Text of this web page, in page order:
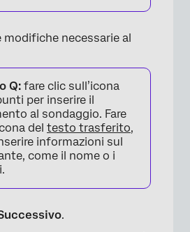
modifiche necessarie al
Q: fare clic sull’icona
per inserire il
al sondaggio. Fare
del testo trasferito,
informazioni sul
come il nome o i
.